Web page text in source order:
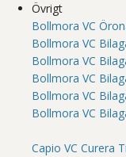
Övrigt
Bollmora VC
Bollmora VC
Bollmora VC
Bollmora VC
Bollmora VC
Bollmora VC
Capio VC Curera